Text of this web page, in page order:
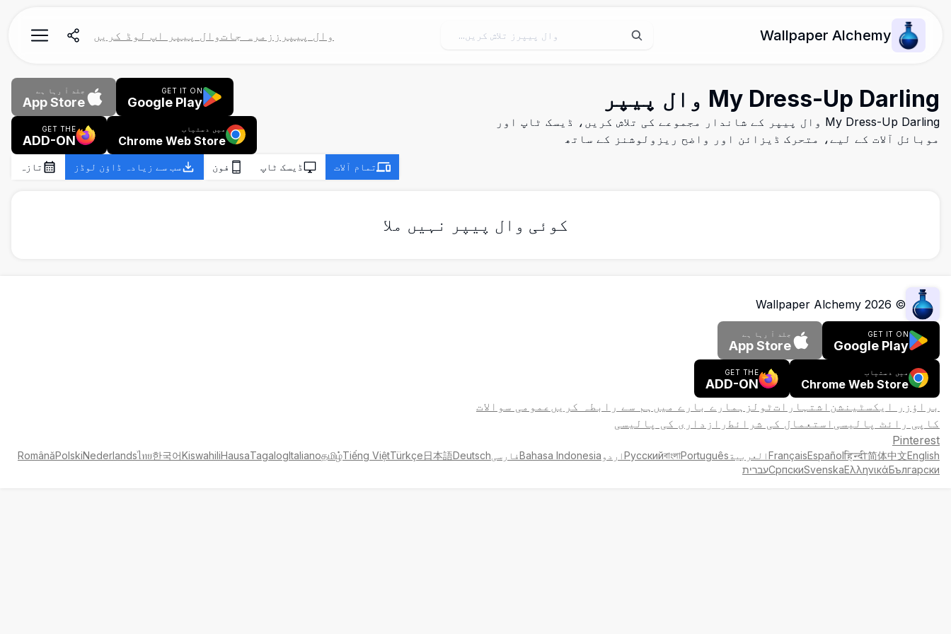
Wallpaper Alchemy وال پیپرز زمرہ جاتوال پیپر اپ لوڈ کریں
My Dress-Up Darling وال پیپر
My Dress-Up Darling وال پیپر کے شاندار مجموعے کی تلاش کریں، ڈیسک ٹاپ اور
موبائل آلات کے لیے، متحرک ڈیزائن اور واضح ریزولوشنز کے ساتھ
GET IT ON
Google Play
جلد آ رہا ہے
App Store
میں دستیاب
Chrome Web Store
GET THE
ADD-ON
تمام آلات ڈیسک ٹاپ فون سب سے زیادہ ڈاؤن لوڈز تازہ
کوئی وال پیپر نہیں ملا
©
2026
Wallpaper Alchemy
GET IT ON
Google Play
جلد آ رہا ہے
App Store
میں دستیاب
Chrome Web Store
GET THE
ADD-ON
براؤزر ایکسٹینشن اشتہاراتٹولز ہمارے بارے میں ہم سے رابطہ کریں عمومی سوالات
کاپی رائٹ پالیسی استعمال کی شرائط رازداری کی پالیسی
Pinterest
English
简体中文
हिन्दी
Español
FrançaisالعربيةPortuguês
বাংলা
Русскийاردو Bahasa IndonesiaفارسیDeutsch
日本語
Türkçe
Tiếng Việt
தமிழ்
Italiano
Tagalog
Hausa
Kiswahili
한국어
ไทย
Nederlands
Polski
Română
Български
Ελληνικά
Svenska
Српскиעברית